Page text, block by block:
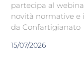
partecipa al
novità normative e
da Confartigianato
15/07/2026